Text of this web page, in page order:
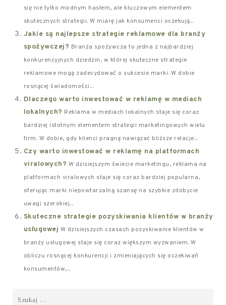
się nie tylko modnym hasłem, ale kluczowym elementem
skutecznych strategii. W miarę jak konsumenci oczekują...
Jakie są najlepsze strategie reklamowe dla branży
spożywczej? Branża spożywcza to jedna z najbardziej
konkurencyjnych dziedzin, w której skuteczne strategie
reklamowe mogą zadecydować o sukcesie marki. W dobie
rosnącej świadomości...
Dlaczego warto inwestować w reklamę w mediach
lokalnych? Reklama w mediach lokalnych staje się coraz
bardziej istotnym elementem strategii marketingowych wielu
firm. W dobie, gdy klienci pragną nawiązać bliższe relacje...
Czy warto inwestować w reklamę na platformach
viralowych? W dzisiejszym świecie marketingu, reklama na
platformach viralowych staje się coraz bardziej popularna,
oferując marki niepowtarzalną szansę na szybkie zdobycie
uwagi szerokiej...
Skuteczne strategie pozyskiwania klientów w branży
usługowej W dzisiejszych czasach pozyskiwanie klientów w
branży usługowej staje się coraz większym wyzwaniem. W
obliczu rosnącej konkurencji i zmieniających się oczekiwań
konsumentów,...